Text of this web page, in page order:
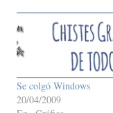
Se colgó Windows
20/04/2009